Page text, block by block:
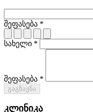
შეფასება *
სახელი *
შეფასება *
გაგზავნა
კლინიკა